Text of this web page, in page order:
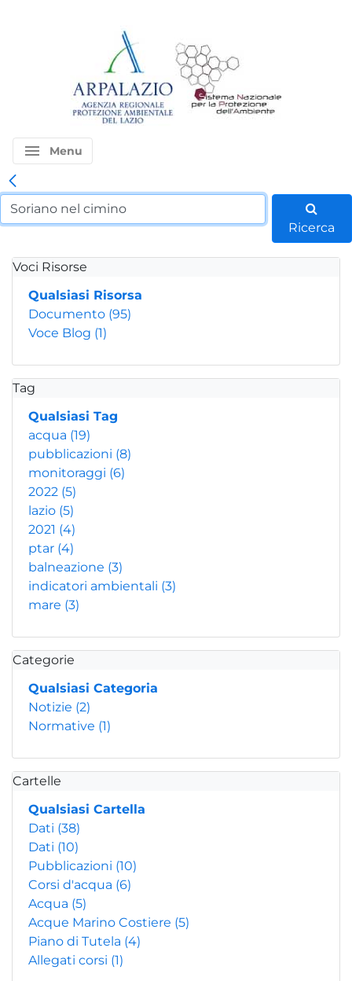
menu Menu
Ricerca
Voci Risorse
Qualsiasi Risorsa
Documento (95)
Voce Blog (1)
Tag
Qualsiasi Tag
acqua (19)
pubblicazioni (8)
monitoraggi (6)
2022 (5)
lazio (5)
2021 (4)
ptar (4)
balneazione (3)
indicatori ambientali (3)
mare (3)
Categorie
Qualsiasi Categoria
Notizie (2)
Normative (1)
Cartelle
Qualsiasi Cartella
Dati (38)
Dati (10)
Pubblicazioni (10)
Corsi d'acqua (6)
Acqua (5)
Acque Marino Costiere (5)
Piano di Tutela (4)
Allegati corsi (1)